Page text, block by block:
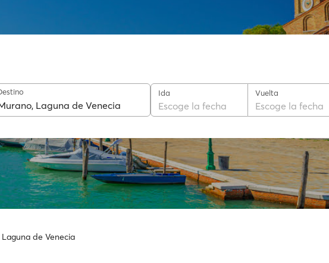
Ida
Escoge la fecha
Vuelta
Escoge la fecha
de Venecia